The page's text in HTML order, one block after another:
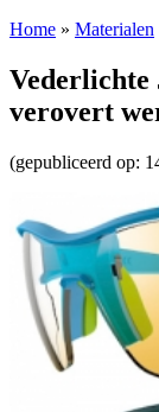
Home » Materialen
Vederlichte
verovert
(gepubliceerd op: